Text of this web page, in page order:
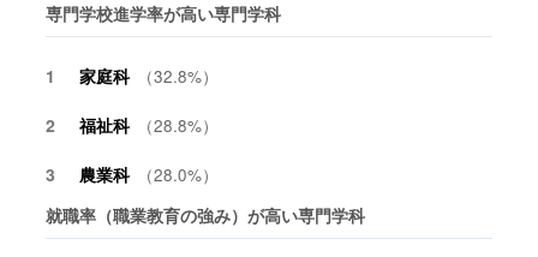
専門学校進学率が高い専門学科
1 家庭科 （32.8%）
2 福祉科 （28.8%）
3 農業科 （28.0%）
就職率（職業教育の強み）が高い専門学科